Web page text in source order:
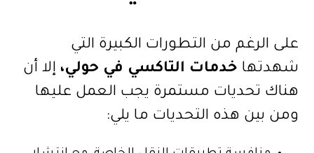
على الرغم من التطورات الكبيرة التي
شهدتها خدمات التاكسي في حولي، إلا أن
هناك تحديات مستمرة يجب العمل عليها
ومن بين هذه التحديات ما يلي: